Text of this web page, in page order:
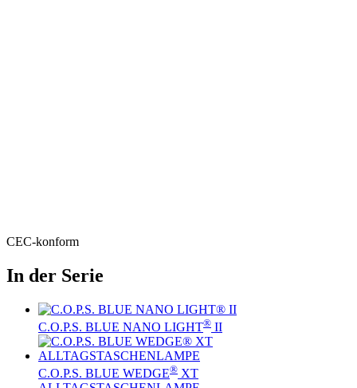
CEC-konform
In der Serie
C.O.P.S. BLUE NANO LIGHT® II
C.O.P.S. BLUE WEDGE® XT